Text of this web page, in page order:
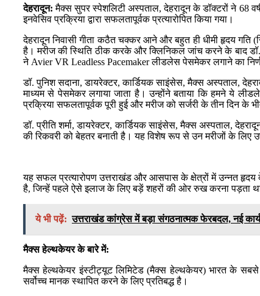
देहरादून: मैक्स सुपर स्पेशलिटी अस्पताल, देहरादून के डॉक्टरों ने 68
इनवेसिव प्रक्रिया द्वारा सफलतापूर्वक प्रत्यारोपित किया गया।
देहरादून निवासी गीता कठैत चक्कर आने और बहुत ही धीमी हृदय गति
है। मरीज की स्थिति ठीक करके और क्लिनिकल जांच करने के बाद डॉ.
ने Avier VR Leadless Pacemaker लीडलेस पेसमेकर लगाने का
डॉ. पुनिश सदाना, डायरेक्टर, कार्डियक साइंसेस, मैक्स अस्पताल,
माध्यम से पेसमेकर लगाया जाता है। उन्होंने बताया कि हमने ये
प्रक्रिया सफलतापूर्वक पूरी हुई और मरीज को सर्जरी के तीन दिन के
डॉ. प्रीति शर्मा, डायरेक्टर, कार्डियक साइंसेस, मैक्स अस्पताल,
की रिकवरी को बेहतर बनाती है। यह विशेष रूप से उन मरीजों के
यह सफल प्रत्यारोपण उत्तराखंड और आसपास के क्षेत्रों में उन्नत हृदय
है, जिन्हें पहले ऐसे इलाज के लिए बड़ें शहरों की ओर रुख करना पड़ता
ये भी पढ़ें: उत्तराखंड कांग्रेस में बड़ा संगठनात्मक फेरबदल, नई
मैक्स हेल्थकेयर के बारे में:
मैक्स हेल्थकेयर इंस्टीट्यूट लिमिटेड (मैक्स हेल्थकेयर) भारत के
सर्वोच्च मानक स्थापित करने के लिए प्रतिबद्ध है।